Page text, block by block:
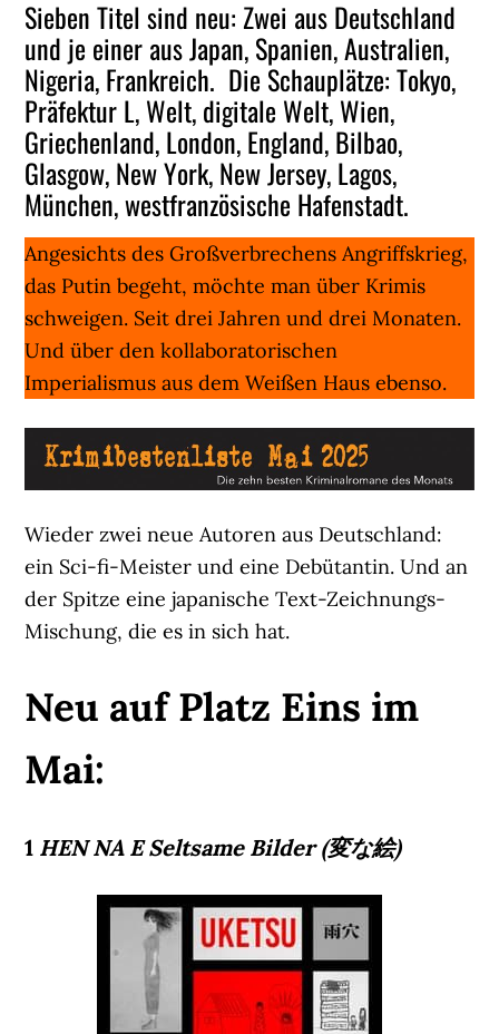
Sieben Titel sind neu: Zwei aus Deutschland
und je einer aus Japan, Spanien, Australien,
Nigeria, Frankreich. Die Schauplätze: Tokyo,
Präfektur L, Welt, digitale Welt, Wien,
Griechenland, London, England, Bilbao,
Glasgow, New York, New Jersey, Lagos,
München, westfranzösische Hafenstadt.
Angesichts des Großverbrechens Angriffskrieg,
das Putin begeht, möchte man über Krimis
schweigen. Seit drei Jahren und drei Monaten.
Und über den kollaboratorischen
Imperialismus aus dem Weißen Haus ebenso.
Wieder zwei neue Autoren aus Deutschland:
ein Sci-fi-Meister und eine Debütantin. Und an
der Spitze eine japanische Text-Zeichnungs-
Mischung, die es in sich hat.
Neu auf Platz Eins im
Mai:
1 HEN NA E Seltsame Bilder (変な絵)